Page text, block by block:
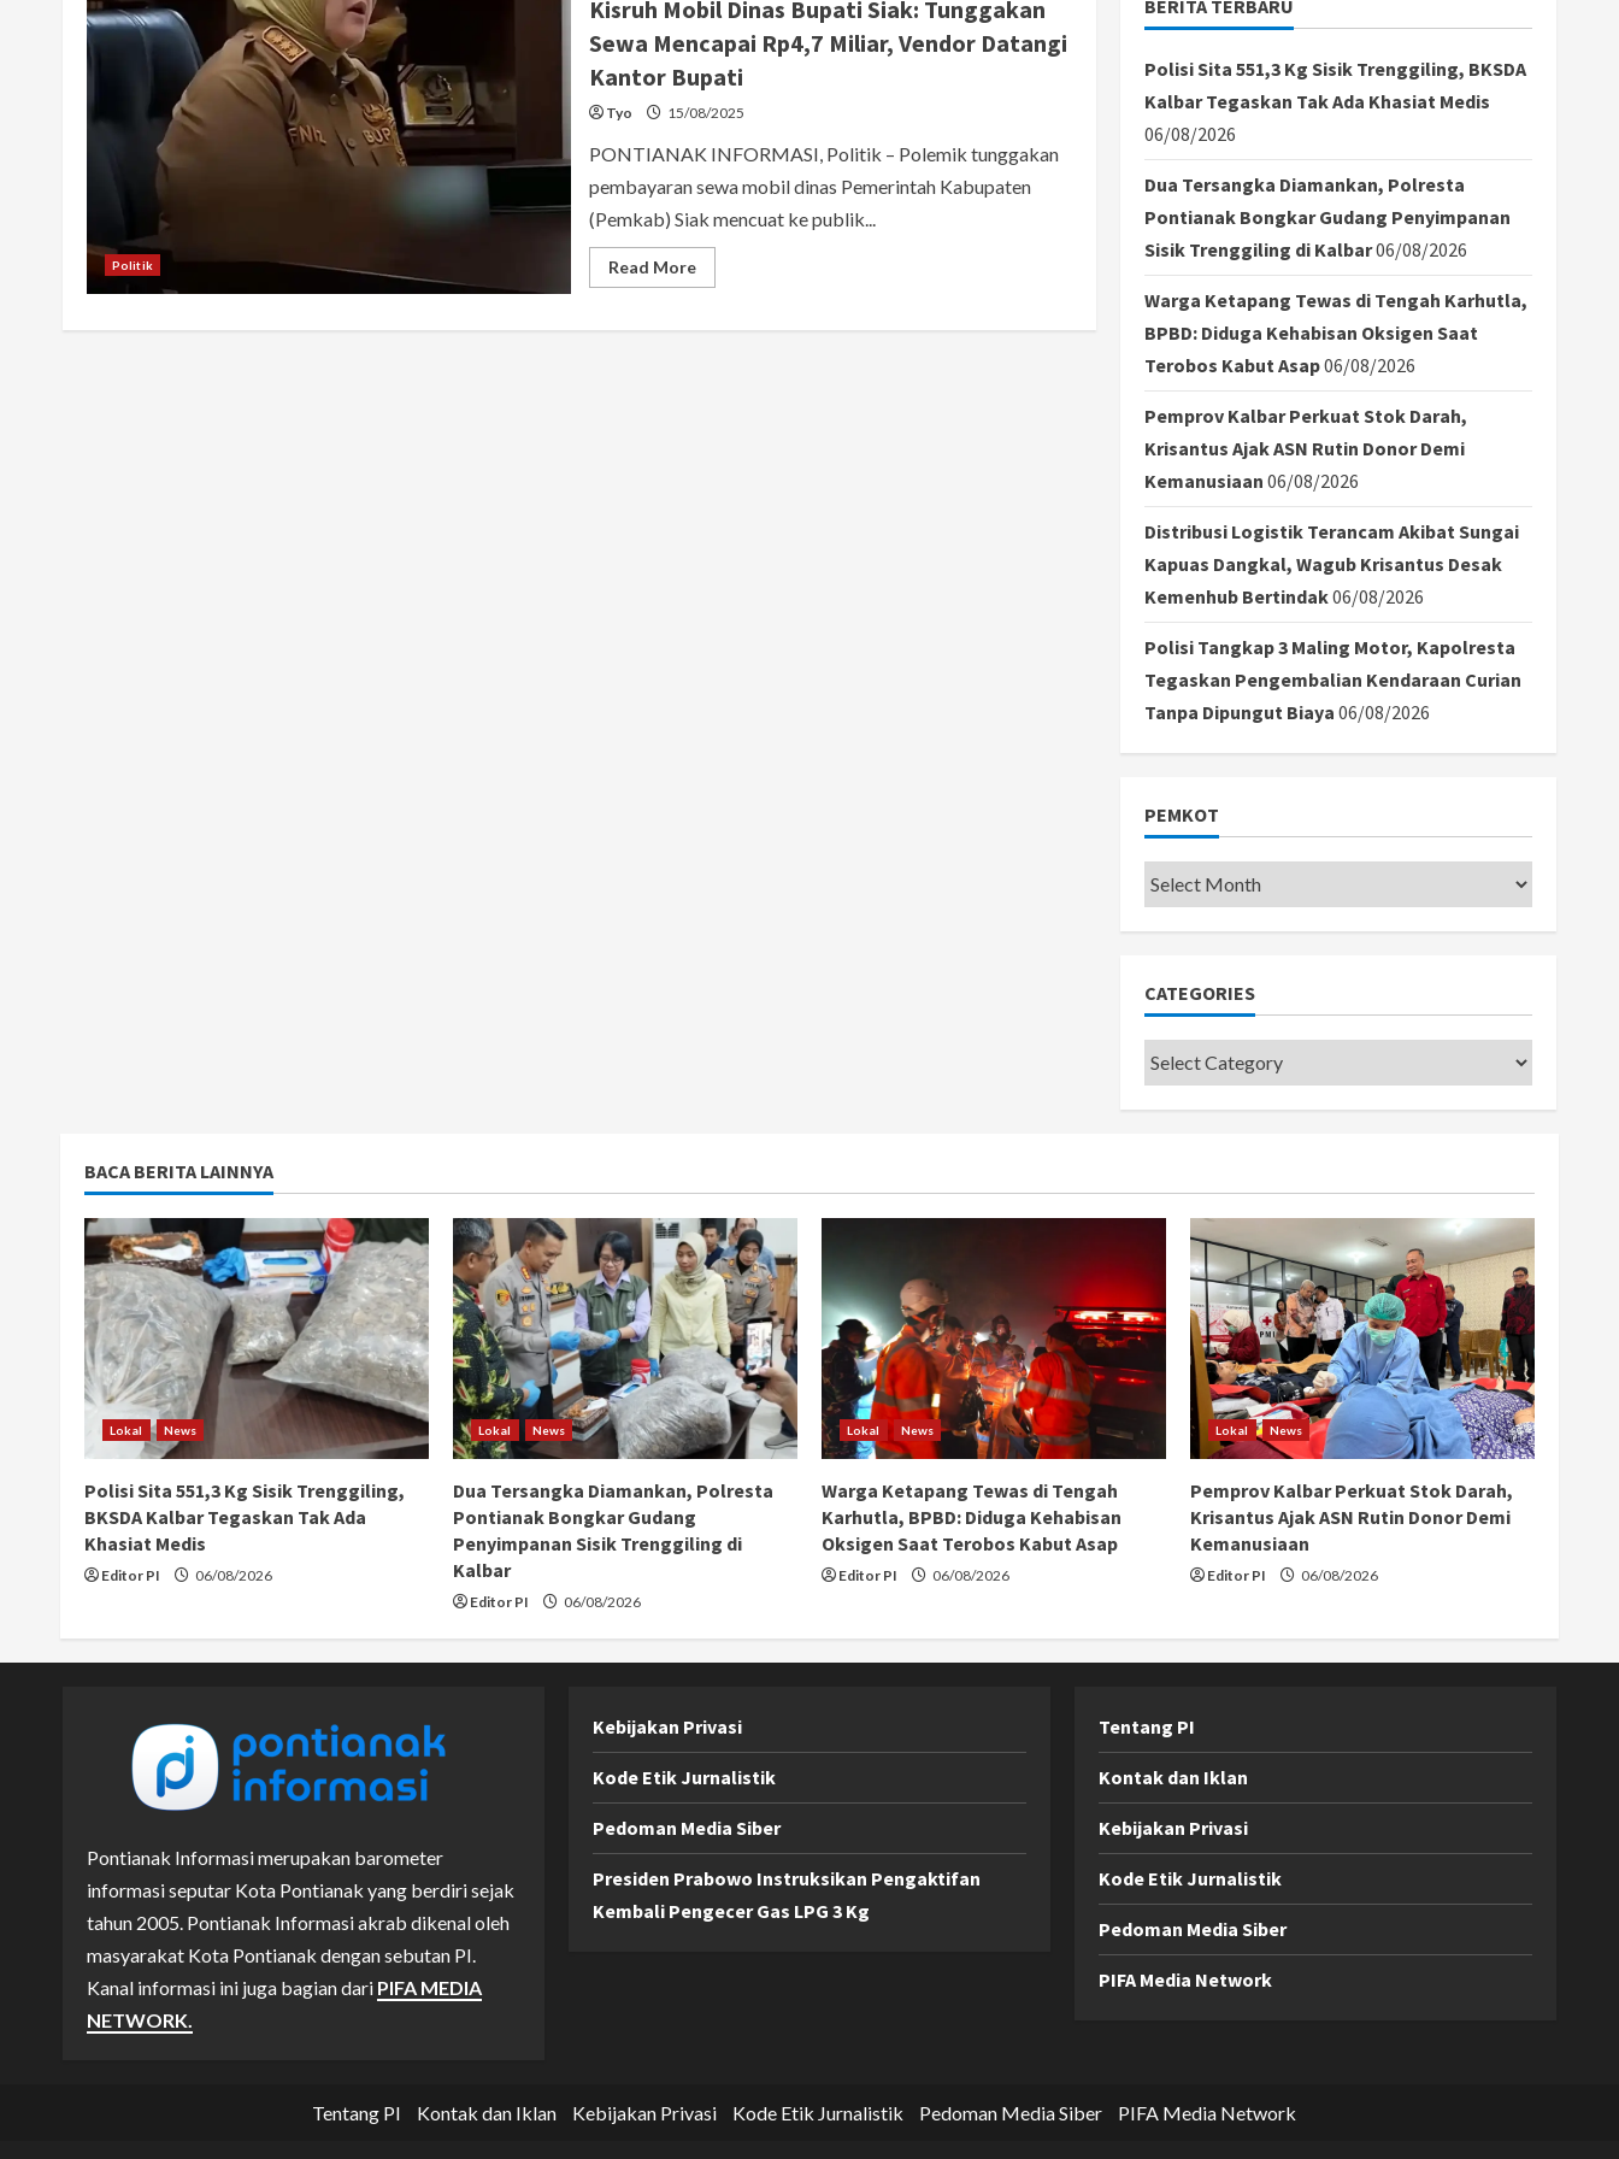
Politik
Kisruh Mobil Dinas Bupati Siak: Tunggakan
Sewa Mencapai Rp4,7 Miliar, Vendor Datangi
Kantor Bupati
Tyo 15/08/2025
PONTIANAK INFORMASI, Politik – Polemik tunggakan
pembayaran sewa mobil dinas Pemerintah Kabupaten
(Pemkab) Siak mencuat ke publik...
Read MoreRead
more
Mobil
BERITA TERBARU
Polisi Sita 551,3 Kg Sisik Trenggiling, BKSDA
Kalbar Tegaskan Tak Ada Khasiat Medis
06/08/2026
Dua Tersangka Diamankan, Polresta
Pontianak Bongkar Gudang Penyimpanan
Sisik Trenggiling di Kalbar06/08/2026
Warga Ketapang Tewas di Tengah Karhutla,
BPBD: Diduga Kehabisan Oksigen Saat
Terobos Kabut Asap06/08/2026
Pemprov Kalbar Perkuat Stok Darah,
Krisantus Ajak ASN Rutin Donor Demi
Kemanusiaan 06/08/2026
Distribusi Logistik Terancam Akibat Sungai
Kapuas Dangkal, Wagub Krisantus Desak
Kemenhub Bertindak06/08/2026
Polisi Tangkap 3 Maling Motor, Kapolresta
Tegaskan Pengembalian Kendaraan Curian
Tanpa Dipungut Biaya 06/08/2026
PEMKOT
Pemkot
CATEGORIES
Categories
BACA BERITA LAINNYA
Lokal News
Polisi Sita 551,3 Kg Sisik Trenggiling,
BKSDA Kalbar Tegaskan Tak Ada
Khasiat Medis
Editor PI 06/08/2026
Lokal News
Dua Tersangka Diamankan, Polresta
Pontianak Bongkar Gudang
Penyimpanan Sisik Trenggiling di
Kalbar
Editor PI 06/08/2026
Lokal News
Warga Ketapang Tewas di Tengah
Karhutla, BPBD: Diduga Kehabisan
Oksigen Saat Terobos Kabut Asap
Editor PI 06/08/2026
Lokal News
Pemprov Kalbar Perkuat Stok Darah,
Krisantus Ajak ASN Rutin Donor Demi
Kemanusiaan
Editor PI 06/08/2026
Pontianak Informasi merupakan barometer
informasi seputar Kota Pontianak yang berdiri sejak
tahun 2005. Pontianak Informasi akrab dikenal oleh
masyarakat Kota Pontianak dengan sebutan PI.
Kanal informasi ini juga bagian dari PIFA MEDIA
NETWORK.
Kebijakan Privasi
Kode Etik Jurnalistik
Pedoman Media Siber
Presiden Prabowo Instruksikan Pengaktifan
Kembali Pengecer Gas LPG 3 Kg
Tentang PI
Kontak dan Iklan
Kebijakan Privasi
Kode Etik Jurnalistik
Pedoman Media Siber
PIFA Media Network
Tentang PI Kontak dan Iklan Kebijakan Privasi Kode Etik Jurnalistik Pedoman Media Siber PIFA Media Network